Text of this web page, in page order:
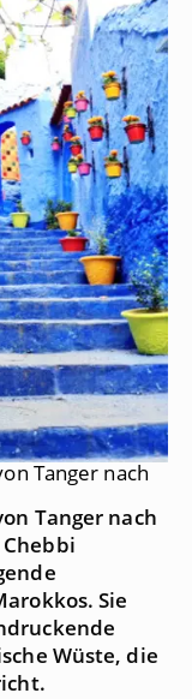
Tanger nach
Tanger nach
Sie
Wüste, die